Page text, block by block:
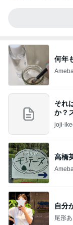
何年
それ
か？
joji-
高橋
自分
尾形